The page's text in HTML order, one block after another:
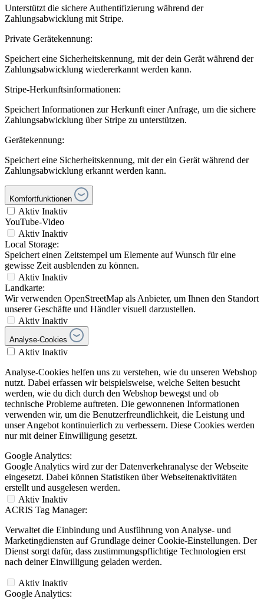
Unterstützt die sichere Authentifizierung während der
Zahlungsabwicklung mit Stripe.
Private Gerätekennung:
Speichert eine Sicherheitskennung, mit der dein Gerät während der
Zahlungsabwicklung wiedererkannt werden kann.
Stripe-Herkunftsinformationen:
Speichert Informationen zur Herkunft einer Anfrage, um die sichere
Zahlungsabwicklung über Stripe zu unterstützen.
Gerätekennung:
Speichert eine Sicherheitskennung, mit der ein Gerät während der
Zahlungsabwicklung erkannt werden kann.
Komfortfunktionen
Aktiv Inaktiv
YouTube-Video
Aktiv Inaktiv
Local Storage:
Speichert einen Zeitstempel um Elemente auf Wunsch für eine
gewisse Zeit ausblenden zu können.
Aktiv Inaktiv
Landkarte:
Wir verwenden OpenStreetMap als Anbieter, um Ihnen den Standort
unserer Geschäfte und Händler visuell darzustellen.
Aktiv Inaktiv
Analyse-Cookies
Aktiv Inaktiv
Analyse-Cookies helfen uns zu verstehen, wie du unseren Webshop
nutzt. Dabei erfassen wir beispielsweise, welche Seiten besucht
werden, wie du dich durch den Webshop bewegst und ob
technische Probleme auftreten. Die gewonnenen Informationen
verwenden wir, um die Benutzerfreundlichkeit, die Leistung und
unser Angebot kontinuierlich zu verbessern. Diese Cookies werden
nur mit deiner Einwilligung gesetzt.
Google Analytics:
Google Analytics wird zur der Datenverkehranalyse der Webseite
eingesetzt. Dabei können Statistiken über Webseitenaktivitäten
erstellt und ausgelesen werden.
Aktiv Inaktiv
ACRIS Tag Manager:
Verwaltet die Einbindung und Ausführung von Analyse- und
Marketingdiensten auf Grundlage deiner Cookie-Einstellungen. Der
Dienst sorgt dafür, dass zustimmungspflichtige Technologien erst
nach deiner Einwilligung geladen werden.
Aktiv Inaktiv
Google Analytics: